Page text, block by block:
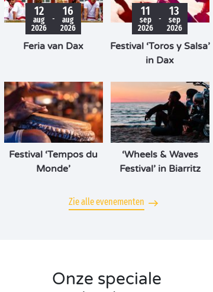
12
aug
2026
-
16
aug
2026
Feria van Dax
11
sep
2026
-
13
sep
2026
Festival ‘Toros y Salsa’
in Dax
Festival ‘Tempos du
Monde’
‘Wheels & Waves
Festival’ in Biarritz
Zie alle evenementen
Onze speciale